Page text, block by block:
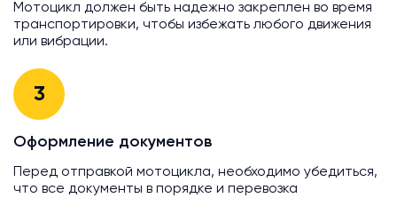
Мотоцикл должен быть надежно закреплен во время
транспортировки, чтобы избежать любого движения
или вибрации.
3
Оформление документов
Перед отправкой мотоцикла, необходимо убедиться,
что все документы в порядке и перевозка